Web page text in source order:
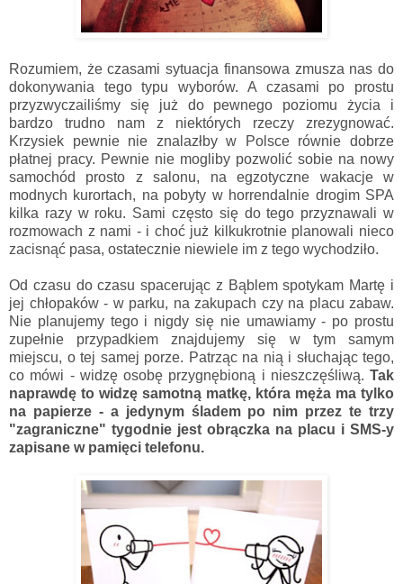
Rozumiem, że czasami sytuacja finansowa zmusza nas do
dokonywania tego typu wyborów. A czasami po prostu
przyzwyczailiśmy się już do pewnego poziomu życia i
bardzo trudno nam z niektórych rzeczy zrezygnować.
Krzysiek pewnie nie znalazłby w Polsce równie dobrze
płatnej pracy. Pewnie nie mogliby pozwolić sobie na nowy
samochód prosto z salonu, na egzotyczne wakacje w
modnych kurortach, na pobyty w horrendalnie drogim SPA
kilka razy w roku. Sami często się do tego przyznawali w
rozmowach z nami - i choć już kilkukrotnie planowali nieco
zacisnąć pasa, ostatecznie niewiele im z tego wychodziło.
Od czasu do czasu spacerując z Bąblem spotykam Martę i
jej chłopaków - w parku, na zakupach czy na placu zabaw.
Nie planujemy tego i nigdy się nie umawiamy - po prostu
zupełnie przypadkiem znajdujemy się w tym samym
miejscu, o tej samej porze. Patrząc na nią i słuchając tego,
co mówi - widzę osobę przygnębioną i nieszczęśliwą. Tak
naprawdę to widzę samotną matkę, która męża ma tylko
na papierze - a jedynym śladem po nim przez te trzy
"zagraniczne" tygodnie jest obrączka na placu i SMS-y
zapisane w pamięci telefonu.